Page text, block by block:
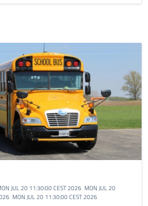
JUL 20 11:30:00 CEST 2026 MON JUL 20
MON JUL 20 11:30:00 CEST 2026